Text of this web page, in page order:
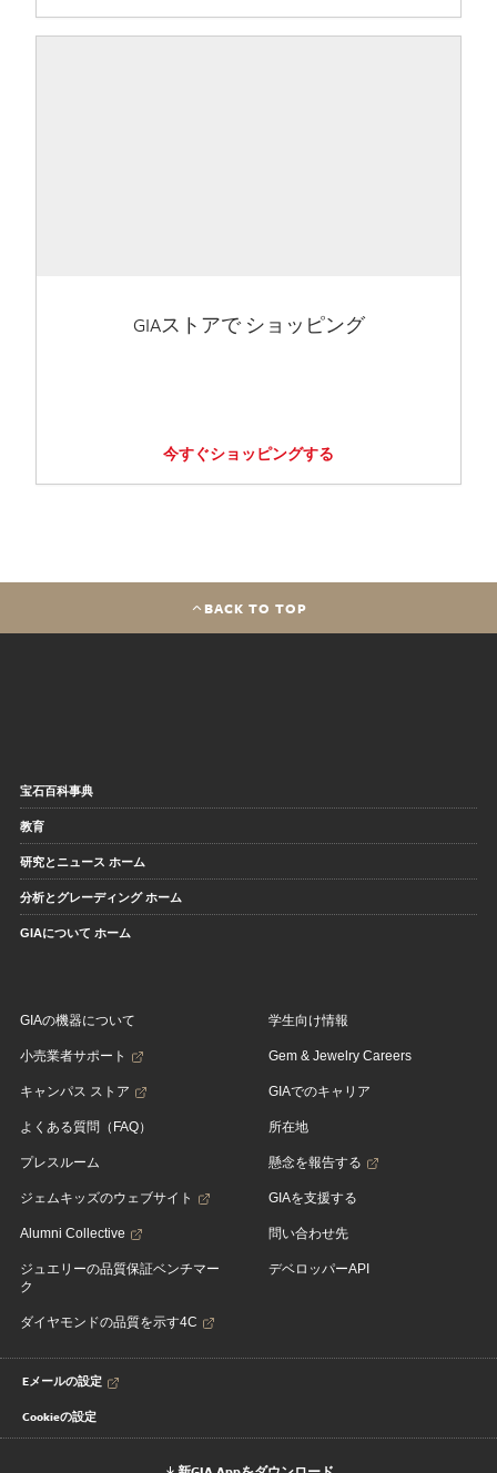
GIAストアで ショッピング
今すぐショッピングする
BACK TO TOP
宝石百科事典
教育
研究とニュース ホーム
分析とグレーディング ホーム
GIAについて ホーム
GIAの機器について
小売業者サポート
キャンパス ストア
よくある質問（FAQ）
プレスルーム
ジェムキッズのウェブサイト
Alumni Collective
ジュエリーの品質保証ベンチマー
ク
ダイヤモンドの品質を示す4C
学生向け情報
Gem & Jewelry Careers
GIAでのキャリア
所在地
懸念を報告する
GIAを支援する
問い合わせ先
デベロッパーAPI
Eメールの設定
Cookieの設定